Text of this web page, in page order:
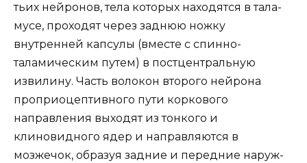
тьих нейронов, тела которых находятся в тала-
мусе, проходят через заднюю ножку
внутренней капсулы (вместе с спинно-
таламическим путем) в постцентральную
извилину. Часть волокон второго нейрона
проприоцептивного пути коркового
направления выходят из тонкого и
клиновидного ядер и направляются в
мозжечок, образуя задние и передние наруж-